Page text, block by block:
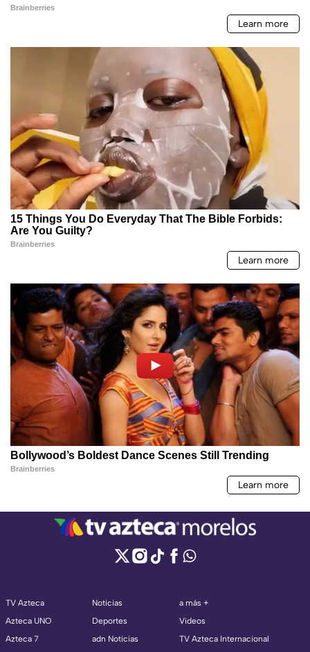
TV Azteca
Azteca UNO
Azteca 7
Noticias
Deportes
adn Noticias
a más +
Videos
TV Azteca Internacional